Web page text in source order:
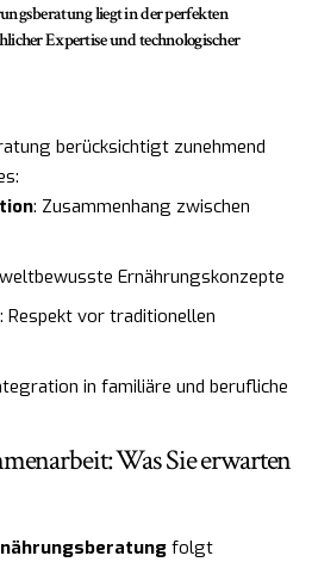
liegt in der perfekten
Expertise und technologischer
berücksichtigt zunehmend
: Zusammenhang zwischen
Ernährungskonzepte
: Respekt vor traditionellen
in familiäre und berufliche
Was Sie erwarten
folgt